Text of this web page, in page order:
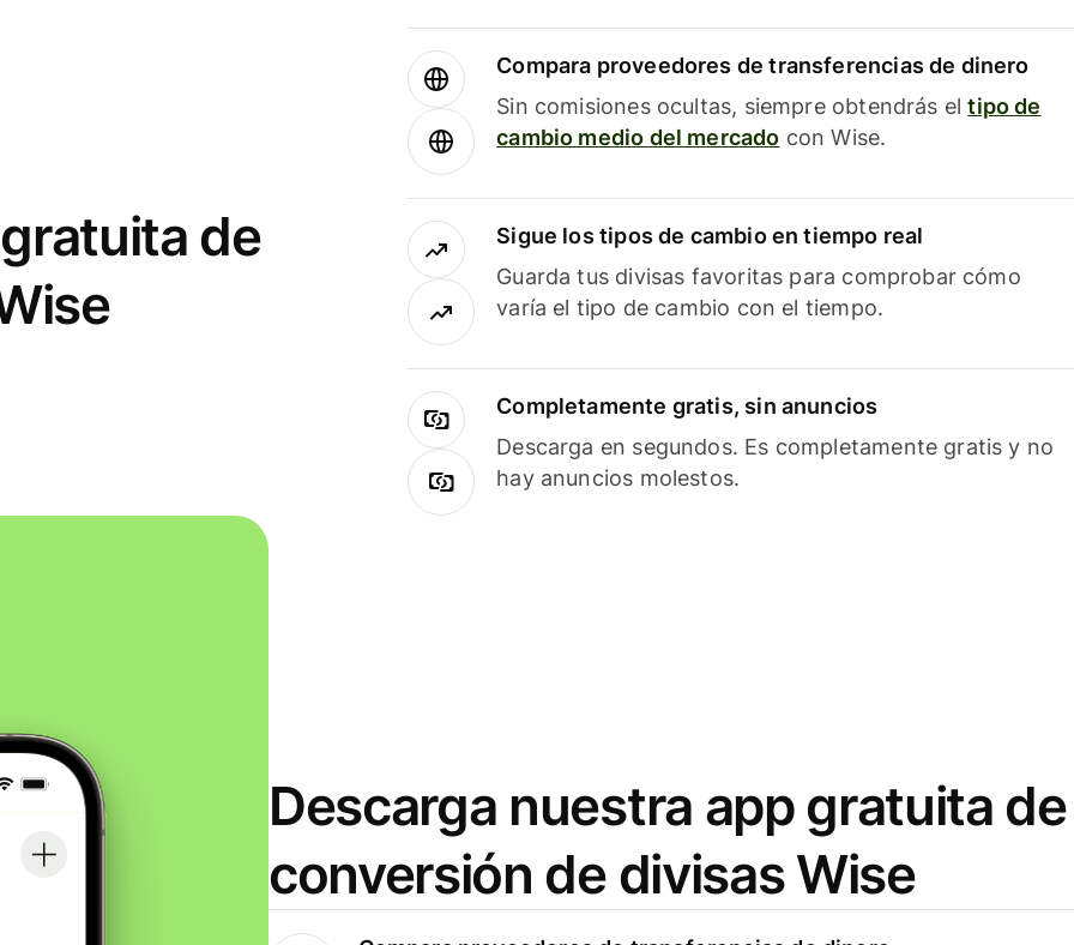
de
Compara proveedores de transferencias de dinero
Sin comisiones ocultas, siempre obtendrás eltipo de
cambio medio del mercado con Wise.
Sigue los tipos de cambio en tiempo real
Guarda tus divisas favoritas para comprobar cómo
varía el tipo de cambio con el tiempo.
Completamente gratis, sin anuncios
Descarga en segundos. Es completamente gratis y no
hay anuncios molestos.
Descarga nuestra app gratuita de
conversión de divisas Wise